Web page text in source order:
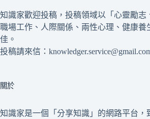
知識家歡迎投稿，投稿領域以「心靈勵志
職場工作、人際關係、兩性心理、健康養
佳。
投稿請來信：
關於
知識家是一個「分享知識」的網路平台，